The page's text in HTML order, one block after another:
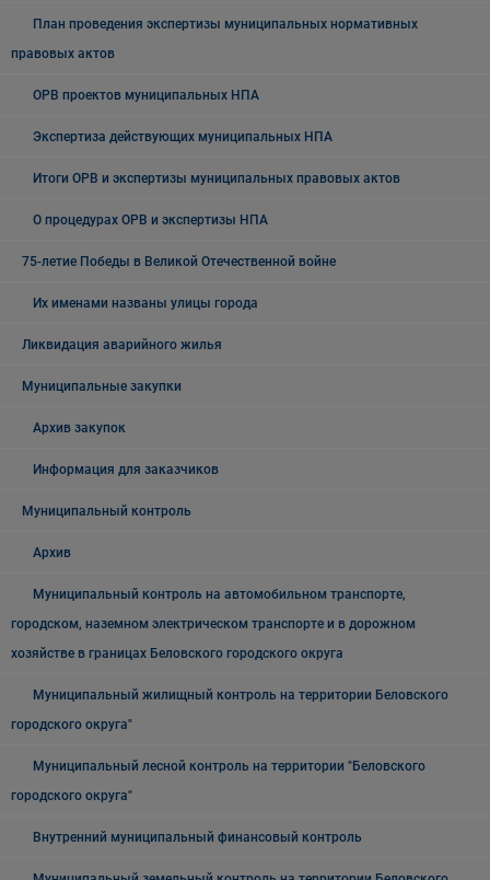
План проведения экспертизы муниципальных нормативных
правовых актов
ОРВ проектов муниципальных НПА
Экспертиза действующих муниципальных НПА
Итоги ОРВ и экспертизы муниципальных правовых актов
О процедурах ОРВ и экспертизы НПА
75-летие Победы в Великой Отечественной войне
Их именами названы улицы города
Ликвидация аварийного жилья
Муниципальные закупки
Архив закупок
Информация для заказчиков
Муниципальный контроль
Архив
Муниципальный контроль на автомобильном транспорте,
городском, наземном электрическом транспорте и в дорожном
хозяйстве в границах Беловского городского округа
Муниципальный жилищный контроль на территории Беловского
городского округа"
Муниципальный лесной контроль на территории "Беловского
городского округа"
Внутренний муниципальный финансовый контроль